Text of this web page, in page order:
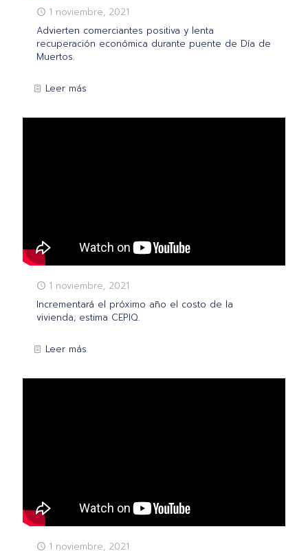
1 noviembre, 2021
Advierten comerciantes positiva y lenta
recuperación económica durante puente de Día de
Muertos.
Leer más
1 noviembre, 2021
Incrementará el próximo año el costo de la
vivienda; estima CEPIQ.
Leer más
1 noviembre, 2021